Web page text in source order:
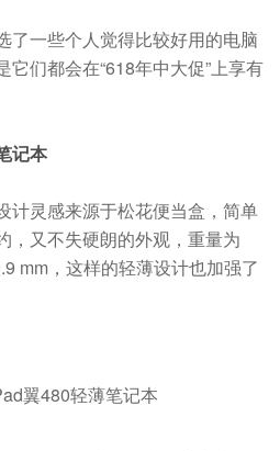
了一些个人觉得比较好用的电脑
们都会在“618年中大促”上享有
记本
计灵感来源于松花便当盒，简单
，又不失硬朗的外观，重量为
mm，这样的轻薄设计也加强了